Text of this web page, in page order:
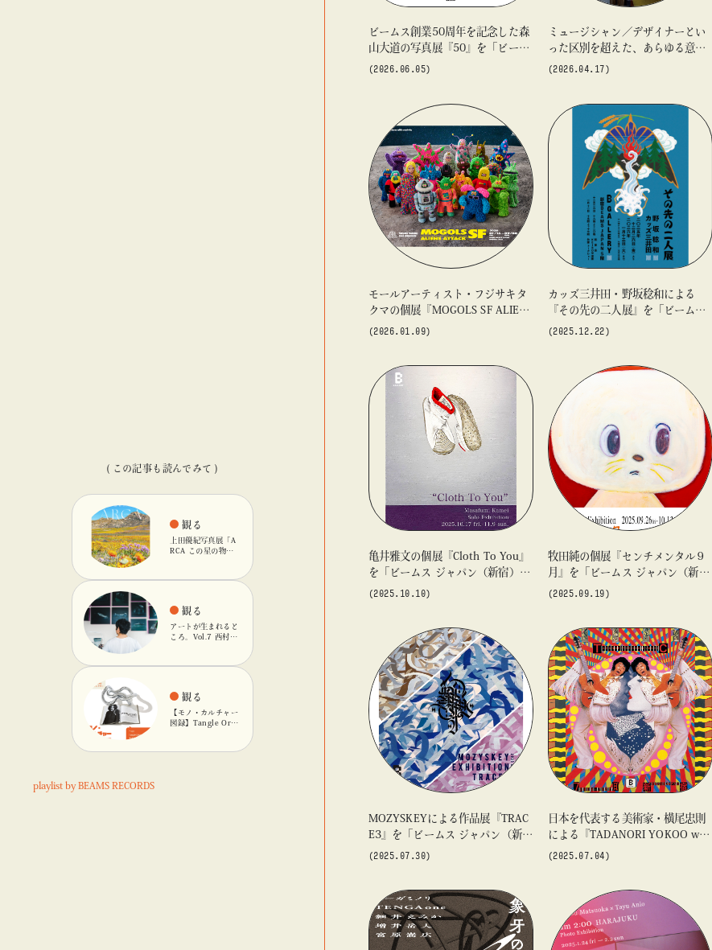
( この記事も読んでみて )
観る
上田優紀写真展「A
RCA この星の物
輪」で開催
観る
アートが生まれると
ころ。Vol.7 西村友
観る
【モノ・カルチャー
図録】Tangle Orig
playlist by BEAMS RECORDS
ビームス創業50周年を記念した森
山大道の写真展『50』を「ビーム
ス ジャパン（新宿）」5F〈B GAL
(2026.06.05)
ミュージシャン／デザイナーとい
った区別を超えた、あらゆる意味
でボーダーレスな活動を展開する
(2026.04.17)
モールアーティスト・フジサキタ
クマの個展『MOGOLS SF ALIENS
ATTACK』を開催
(2026.01.09)
カッズ三井田・野坂稔和による
『その先の二人展』を「ビームス
ジャパン（新宿）」5F〈B GALLE
(2025.12.22)
亀井雅文の個展『Cloth To You』
を「ビームス ジャパン（新宿）」
5F〈B GALLERY（Bギャラリ
(2025.10.10)
牧田純の個展『センチメンタル９
月』を「ビームス ジャパン（新
宿）」5F〈B GALLERY〉で開催
(2025.09.19)
MOZYSKEYによる作品展『TRAC
E3』を「ビームス ジャパン（新
宿）」5F〈B GALLERY〉にて開
(2025.07.30)
日本を代表する美術家・横尾忠則
による『TADANORI YOKOO wit
h MUSIC』を「B GALLERY」にて
(2025.07.04)